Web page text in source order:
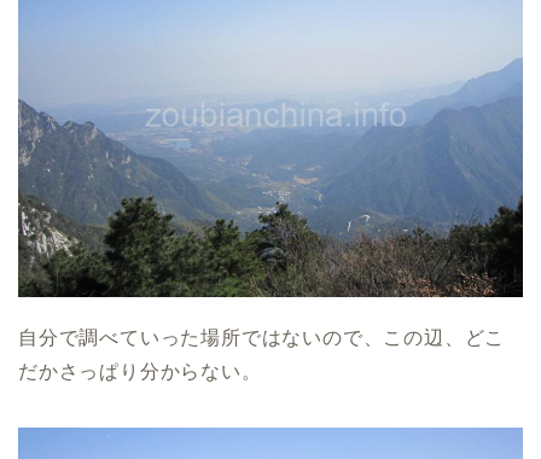
自分で調べていった場所ではないので、この辺、どこ
だかさっぱり分からない。